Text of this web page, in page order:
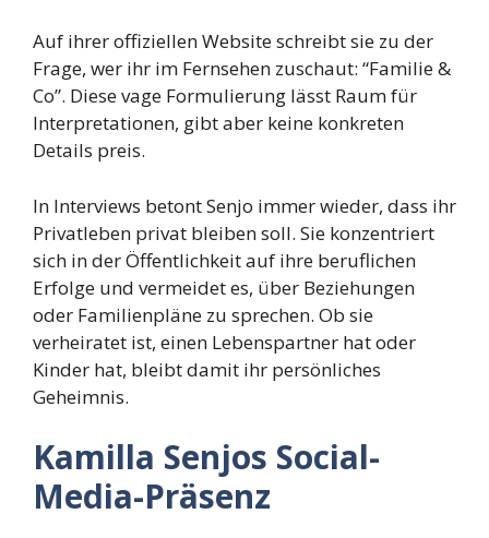
Auf ihrer offiziellen Website schreibt sie zu der
Frage, wer ihr im Fernsehen zuschaut: “Familie &
Co”. Diese vage Formulierung lässt Raum für
Interpretationen, gibt aber keine konkreten
Details preis.
In Interviews betont Senjo immer wieder, dass ihr
Privatleben privat bleiben soll. Sie konzentriert
sich in der Öffentlichkeit auf ihre beruflichen
Erfolge und vermeidet es, über Beziehungen
oder Familienpläne zu sprechen. Ob sie
verheiratet ist, einen Lebenspartner hat oder
Kinder hat, bleibt damit ihr persönliches
Geheimnis.
Kamilla Senjos Social-
Media-Präsenz